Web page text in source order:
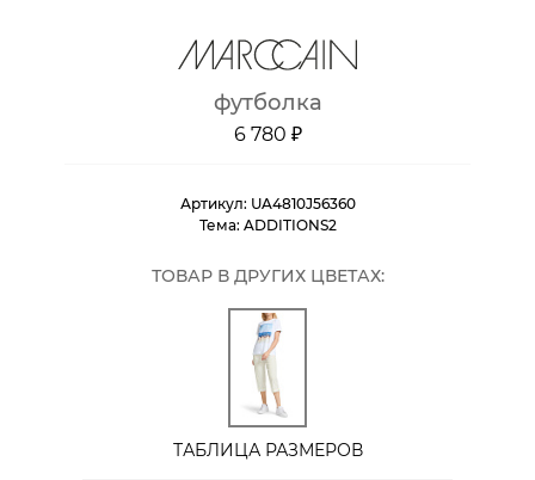
футболка
6 780 ₽
Артикул: UA4810J56360
Тема: ADDITIONS2
ТОВАР В ДРУГИХ ЦВЕТАХ:
ТАБЛИЦА РАЗМЕРОВ